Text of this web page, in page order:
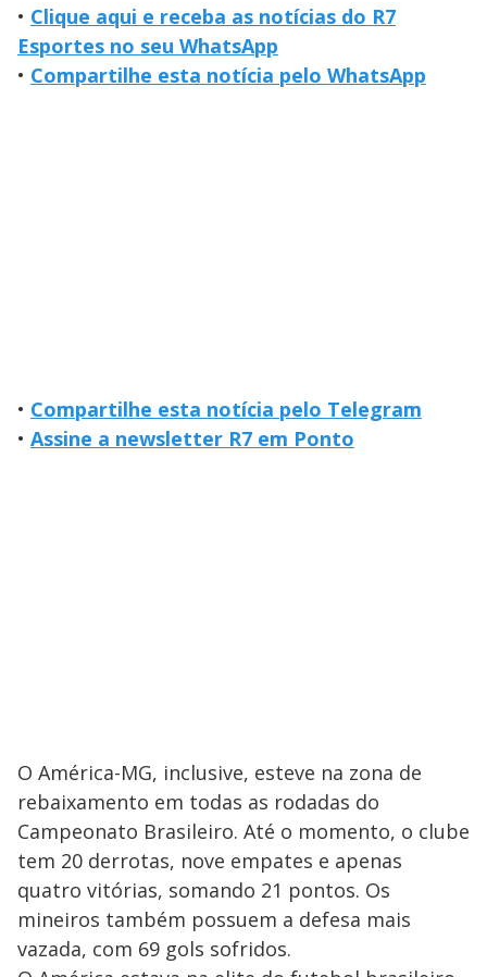
• Clique aqui e receba as notícias do R7
Esportes no seu WhatsApp
• Compartilhe esta notícia pelo WhatsApp
• Compartilhe esta notícia pelo Telegram
• Assine a newsletter R7 em Ponto
O América-MG, inclusive, esteve na zona de
rebaixamento em todas as rodadas do
Campeonato Brasileiro. Até o momento, o clube
tem 20 derrotas, nove empates e apenas
quatro vitórias, somando 21 pontos. Os
mineiros também possuem a defesa mais
vazada, com 69 gols sofridos.